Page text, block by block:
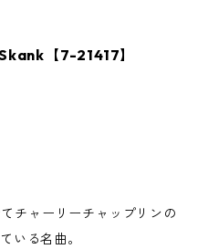
【7-21417】
チャーリーチャップリンの
いる名曲。